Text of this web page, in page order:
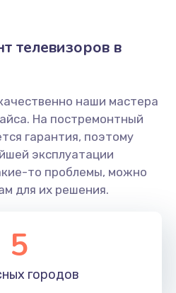
руб.
подсветки
руб.
приемника
руб.
телевизоров в
наши мастера
На постремонтный
гарантия, поэтому
эксплуатации
то проблемы, можно
для их решения.
5
городов